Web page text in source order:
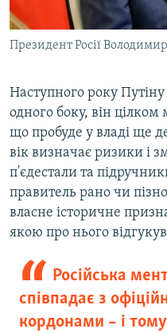
Президент Росії
Наступного року
одного боку, він
що пробуде у владі ще
вік визначає ризики і
п'єдестали та
правитель рано чи
власне історичне
якою про нього
Російська
співпадає з
кордонами – і